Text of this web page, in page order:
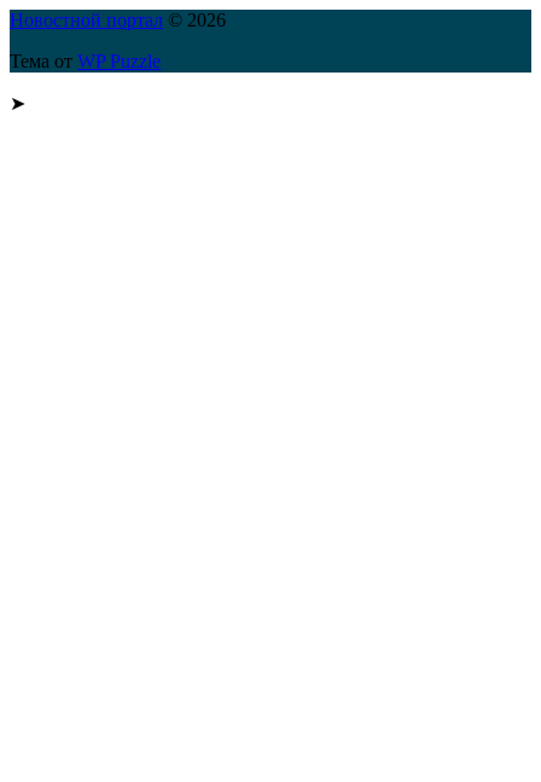
Новостной портал © 2026
Тема от WP Puzzle
➤